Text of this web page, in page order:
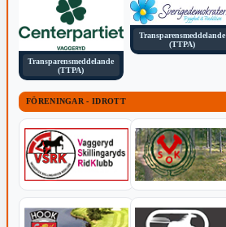
Transparensmeddelande
(TTPA)
Transparensmeddelande
(TTPA)
FÖRENINGAR - IDROTT